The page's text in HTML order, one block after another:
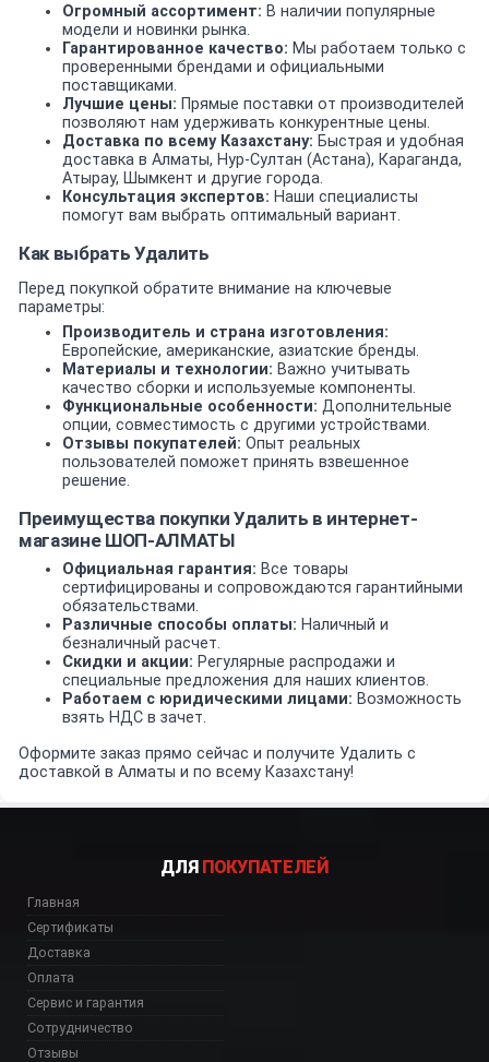
Огромный ассортимент: В наличии популярные
модели и новинки рынка.
Гарантированное качество: Мы работаем только с
проверенными брендами и официальными
поставщиками.
Лучшие цены: Прямые поставки от производителей
позволяют нам удерживать конкурентные цены.
Доставка по всему Казахстану: Быстрая и удобная
доставка в Алматы, Нур-Султан (Астана), Караганда,
Атырау, Шымкент и другие города.
Консультация экспертов: Наши специалисты
помогут вам выбрать оптимальный вариант.
Как выбрать Удалить
Перед покупкой обратите внимание на ключевые
параметры:
Производитель и страна изготовления:
Европейские, американские, азиатские бренды.
Материалы и технологии: Важно учитывать
качество сборки и используемые компоненты.
Функциональные особенности: Дополнительные
опции, совместимость с другими устройствами.
Отзывы покупателей: Опыт реальных
пользователей поможет принять взвешенное
решение.
Преимущества покупки Удалить в интернет-
магазине ШОП-АЛМАТЫ
Официальная гарантия: Все товары
сертифицированы и сопровождаются гарантийными
обязательствами.
Различные способы оплаты: Наличный и
безналичный расчет.
Скидки и акции: Регулярные распродажи и
специальные предложения для наших клиентов.
Работаем с юридическими лицами: Возможность
взять НДС в зачет.
Оформите заказ прямо сейчас и получите Удалить с
доставкой в Алматы и по всему Казахстану!
ДЛЯ ПОКУПАТЕЛЕЙ
Главная
Сертификаты
Доставка
Оплата
Сервис и гарантия
Сотрудничество
Отзывы